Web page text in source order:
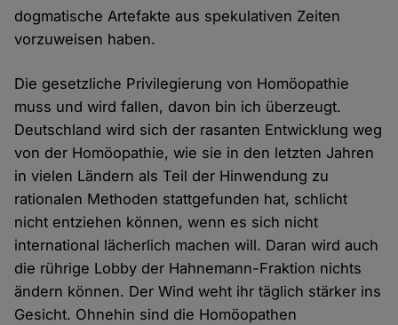
dogmatische Artefakte aus spekulativen Zeiten
vorzuweisen haben.
Die gesetzliche Privilegierung von Homöopathie
muss und wird fallen, davon bin ich überzeugt.
Deutschland wird sich der rasanten Entwicklung weg
von der Homöopathie, wie sie in den letzten Jahren
in vielen Ländern als Teil der Hinwendung zu
rationalen Methoden stattgefunden hat, schlicht
nicht entziehen können, wenn es sich nicht
international lächerlich machen will. Daran wird auch
die rührige Lobby der Hahnemann-Fraktion nichts
ändern können. Der Wind weht ihr täglich stärker ins
Gesicht. Ohnehin sind die Homöopathen